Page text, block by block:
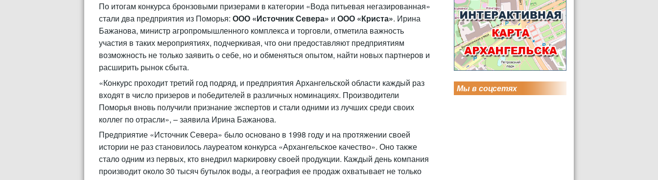
По итогам конкурса бронзовыми призерами в категории «Вода питьевая негазированная»
стали два предприятия из Поморья: ООО «Источник Севера» и ООО «Криста». Ирина
Бажанова, министр агропромышленного комплекса и торговли, отметила важность
участия в таких мероприятиях, подчеркивая, что они предоставляют предприятиям
возможность не только заявить о себе, но и обменяться опытом, найти новых партнеров и
расширить рынок сбыта.
«Конкурс проходит третий год подряд, и предприятия Архангельской области каждый раз
входят в число призеров и победителей в различных номинациях. Производители
Поморья вновь получили признание экспертов и стали одними из лучших среди своих
коллег по отрасли», – заявила Ирина Бажанова.
Предприятие «Источник Севера» было основано в 1998 году и на протяжении своей
истории не раз становилось лауреатом конкурса «Архангельское качество». Оно также
стало одним из первых, кто внедрил маркировку своей продукции. Каждый день компания
производит около 30 тысяч бутылок воды, а география ее продаж охватывает не только
Мы в соцсетях